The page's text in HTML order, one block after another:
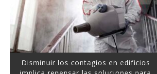
Disminuir los contagios en edificios